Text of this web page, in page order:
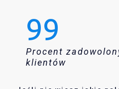
99
Procent
klientów